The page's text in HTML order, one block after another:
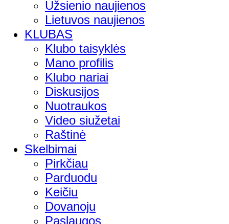
Užsienio naujienos
Lietuvos naujienos
KLUBAS
Klubo taisyklės
Mano profilis
Klubo nariai
Diskusijos
Nuotraukos
Video siužetai
Raštinė
Skelbimai
Pirkčiau
Parduodu
Keičiu
Dovanoju
Paslaugos